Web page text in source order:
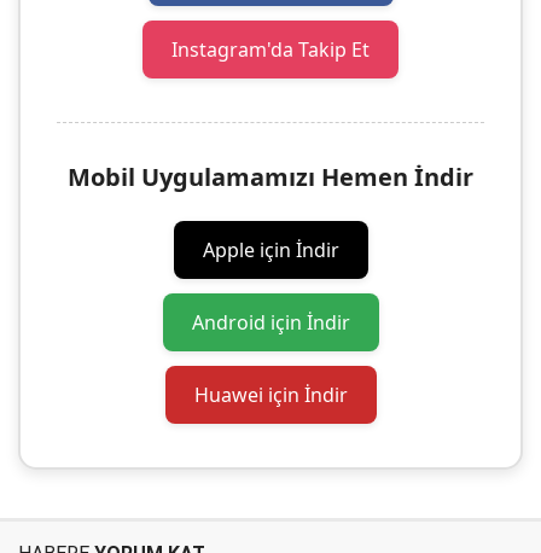
Instagram'da Takip Et
Mobil Uygulamamızı Hemen İndir
Apple için İndir
Android için İndir
Huawei için İndir